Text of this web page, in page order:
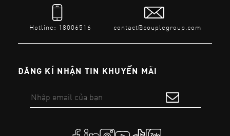
Hotline: 18006516 contact@couplegroup.com
ĐĂNG KÍ NHẬN TIN KHUYẾN MÃI